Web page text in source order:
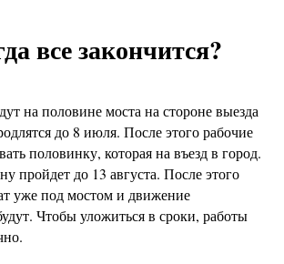
все закончится?
на половине моста на стороне выезда
до 8 июля. После этого рабочие
половинку, которая на въезд в город.
пройдет до 13 августа. После этого
уже под мостом и движение
Чтобы уложиться в сроки, работы